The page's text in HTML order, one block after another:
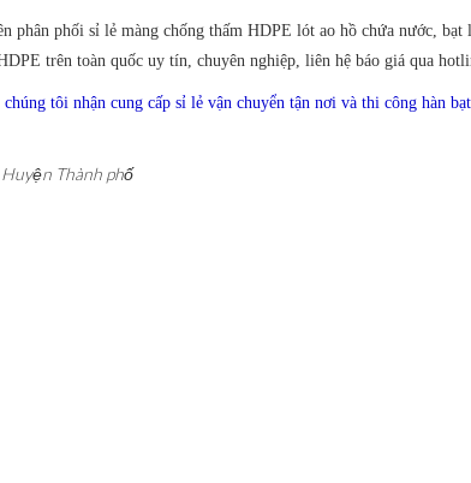
phân phối sỉ lẻ màng chống thấm HDPE lót ao hồ chứa nước,
trên toàn quốc uy tín, chuyên nghiệp, liên hệ báo giá qua
tôi nhận cung cấp sỉ lẻ vận chuyển tận nơi và thi công hàn
Thành phố